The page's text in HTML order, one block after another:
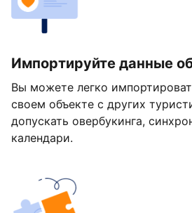
Импортируйте данные
Вы можете легко
своем объекте с других
допускать овербукинга,
календари.